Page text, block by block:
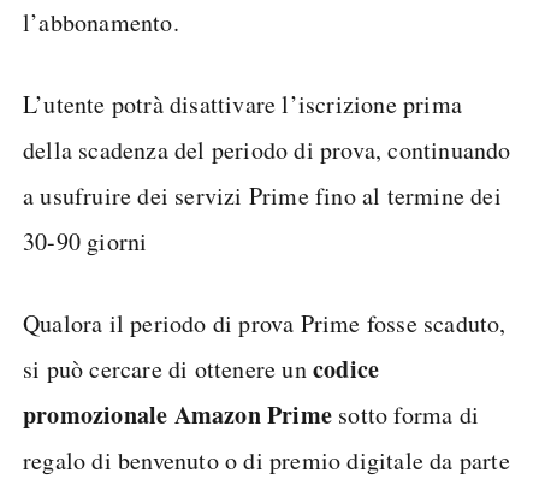
l’abbonamento.
L’utente potrà disattivare l’iscrizione prima
della scadenza del periodo di prova, continuando
a usufruire dei servizi Prime fino al termine dei
30-90 giorni
Qualora il periodo di prova Prime fosse scaduto,
si può cercare di ottenere uncodice
promozionale Amazon Prime sotto forma di
regalo di benvenuto o di premio digitale da parte